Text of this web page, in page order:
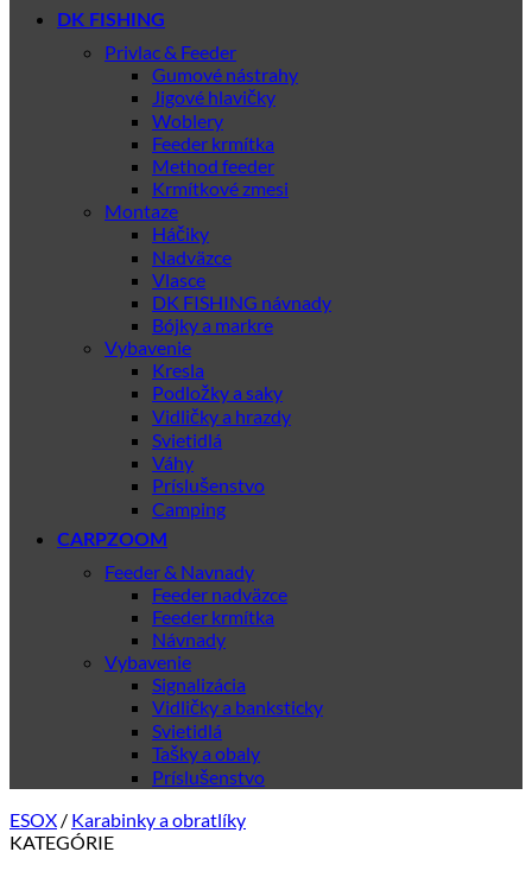
DK FISHING
Privlac & Feeder
Gumové nástrahy
Jigové hlavičky
Woblery
Feeder krmítka
Method feeder
Krmítkové zmesi
Montaze
Háčiky
Nadväzce
Vlasce
DK FISHING návnady
Bójky a markre
Vybavenie
Kresla
Podložky a saky
Vidličky a hrazdy
Svietidlá
Váhy
Príslušenstvo
Camping
CARPZOOM
Feeder & Navnady
Feeder nadväzce
Feeder krmítka
Návnady
Vybavenie
Signalizácia
Vidličky a banksticky
Svietidlá
Tašky a obaly
Príslušenstvo
ESOX / Karabinky a obratlíky
KATEGÓRIE